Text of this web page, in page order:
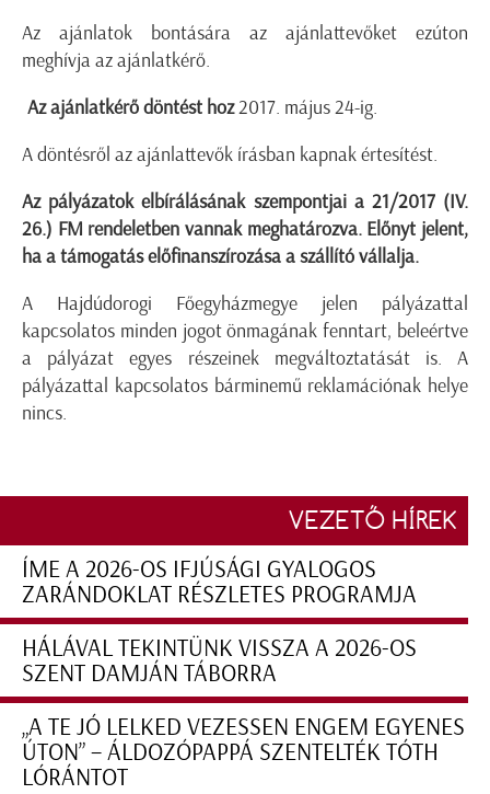
Az ajánlatok bontására az ajánlattevőket ezúton
meghívja az ajánlatkérő.
Az ajánlatkérő döntést hoz2017. május 24-ig.
A döntésről az ajánlattevők írásban kapnak értesítést.
Az pályázatok elbírálásának szempontjai a 21/2017 (IV.
26.) FM rendeletben vannak meghatározva. Előnyt jelent,
ha a támogatás előfinanszírozása a szállító vállalja.
A Hajdúdorogi Főegyházmegye jelen pályázattal
kapcsolatos minden jogot önmagának fenntart, beleértve
a pályázat egyes részeinek megváltoztatását is. A
pályázattal kapcsolatos bárminemű reklamációnak helye
nincs.
VEZETŐ HÍREK
ÍME A 2026-OS IFJÚSÁGI GYALOGOS
ZARÁNDOKLAT RÉSZLETES PROGRAMJA
HÁLÁVAL TEKINTÜNK VISSZA A 2026-OS
SZENT DAMJÁN TÁBORRA
„A TE JÓ LELKED VEZESSEN ENGEM EGYENES
ÚTON” – ÁLDOZÓPAPPÁ SZENTELTÉK TÓTH
LÓRÁNTOT